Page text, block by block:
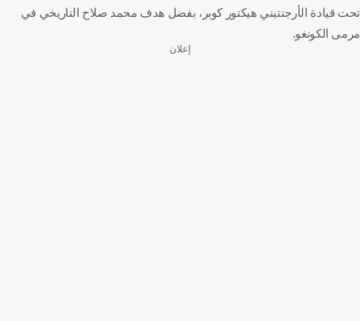
تحت قيادة الأرجنتيني هيكتور كوبر، بفضل هدف محمد صلاح التاريخي في
مرمى الكونغو.
إعلان